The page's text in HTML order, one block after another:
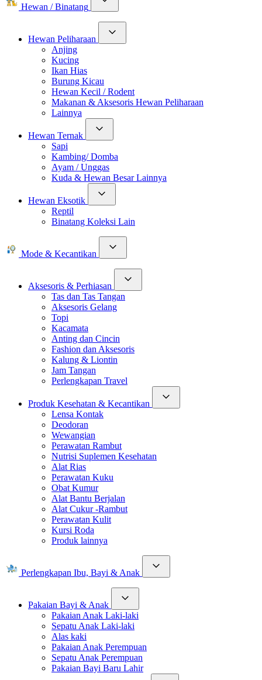
Hewan / Binatang
Hewan Peliharaan
Anjing
Kucing
Ikan Hias
Burung Kicau
Hewan Kecil / Rodent
Makanan & Aksesoris Hewan Peliharaan
Lainnya
Hewan Ternak
Sapi
Kambing/ Domba
Ayam / Unggas
Kuda & Hewan Besar Lainnya
Hewan Eksotik
Reptil
Binatang Koleksi Lain
Mode & Kecantikan
Aksesoris & Perhiasan
Tas dan Tas Tangan
Aksesoris Gelang
Topi
Kacamata
Anting dan Cincin
Fashion dan Aksesoris
Kalung & Liontin
Jam Tangan
Perlengkapan Travel
Produk Kesehatan & Kecantikan
Lensa Kontak
Deodoran
Wewangian
Perawatan Rambut
Nutrisi Suplemen Kesehatan
Alat Rias
Perawatan Kuku
Obat Kumur
Alat Bantu Berjalan
Alat Cukur -Rambut
Perawatan Kulit
Kursi Roda
Produk lainnya
Perlengkapan Ibu, Bayi & Anak
Pakaian Bayi & Anak
Pakaian Anak Laki-laki
Sepatu Anak Laki-laki
Alas kaki
Pakaian Anak Perempuan
Sepatu Anak Perempuan
Pakaian Bayi Baru Lahir